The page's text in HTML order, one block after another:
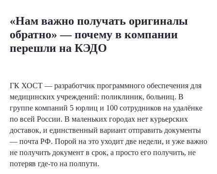
«Нам важно получать оригиналы
обратно» — почему в компании
перешли на КЭДО
ГК ХОСТ — разработчик программного обеспечения для
медицинских учреждений: поликлиник, больниц. В
группе компаний 5 юрлиц и 100 сотрудников на удалёнке
по всей России. В маленьких городах нет курьерских
доставок, и единственный вариант отправить документы
— почта РФ. Порой на это уходит две недели, и уже важно
не получить документ в срок, а просто его получить, не
потеряв где-то на полпути.